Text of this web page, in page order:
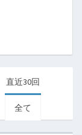
直近30回
全て